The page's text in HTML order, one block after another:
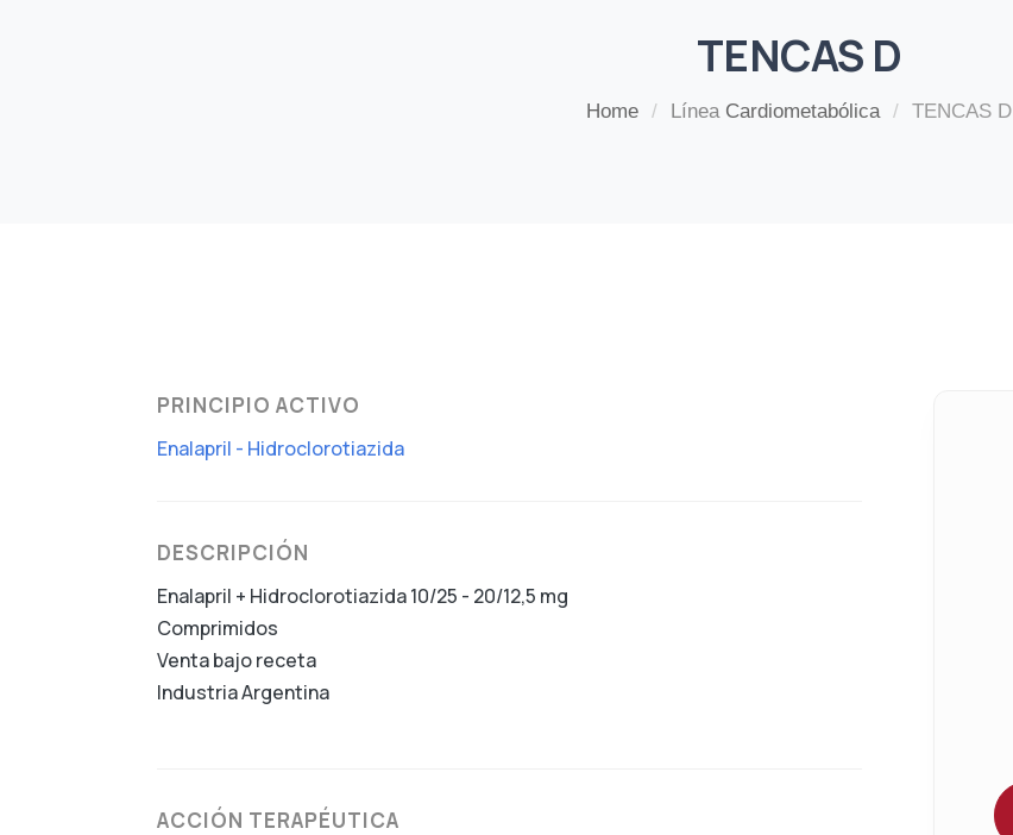
TENCAS D
Home / Línea Cardiometabólica / TENCAS D
PRINCIPIO ACTIVO
Enalapril - Hidroclorotiazida
DESCRIPCIÓN
Enalapril + Hidroclorotiazida 10/25 - 20/12,5 mg
Comprimidos
Venta bajo receta
Industria Argentina
ACCIÓN TERAPÉUTICA